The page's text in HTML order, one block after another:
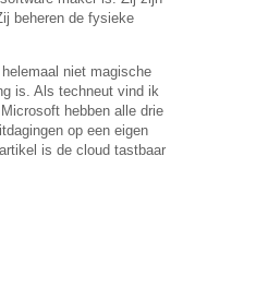
beheren de fysieke
niet magische
is. Als techneut vind ik
hebben alle drie
op een eigen
is de cloud tastbaar